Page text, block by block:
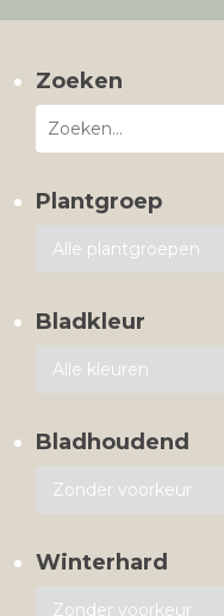
Zoeken
Plantgroep
Bladkleur
Bladhoudend
Winterhard